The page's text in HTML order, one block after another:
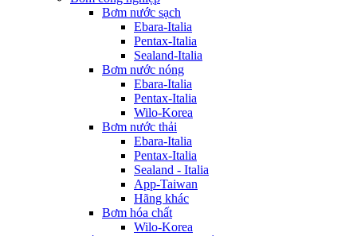
Bơm nước sạch
Ebara-Italia
Pentax-Italia
Sealand-Italia
Bơm nước nóng
Ebara-Italia
Pentax-Italia
Wilo-Korea
Bơm nước thải
Ebara-Italia
Pentax-Italia
Sealand - Italia
App-Taiwan
Hãng khác
Bơm hóa chất
Wilo-Korea